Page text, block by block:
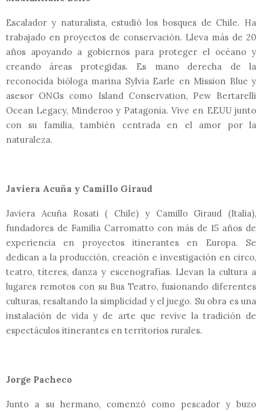
Escalador y naturalista, estudió los bosques de Chile. Ha
trabajado en proyectos de conservación. Lleva más de 20
años apoyando a gobiernos para proteger el océano y
creando áreas protegidas. Es mano derecha de la
reconocida bióloga marina Sylvia Earle en Mission Blue y
asesor ONGs como Island Conservation, Pew Bertarelli
Ocean Legacy, Minderoo y Patagonia. Vive en EEUU junto
con su familia, también centrada en el amor por la
naturaleza.
Javiera Acuña y Camillo Giraud
Javiera Acuña Rosati ( Chile) y Camillo Giraud (Italia),
fundadores de Familia Carromatto con más de 15 años de
experiencia en proyectos itinerantes en Europa. Se
dedican a la producción, creación e investigación en circo,
teatro, títeres, danza y escenografías. Llevan la cultura a
lugares remotos con su Bus Teatro, fusionando diferentes
culturas, resaltando la simplicidad y el juego. Su obra es una
instalación de vida y de arte que revive la tradición de
espectáculos itinerantes en territorios rurales.
Jorge Pacheco
Junto a su hermano, comenzó como pescador y buzo